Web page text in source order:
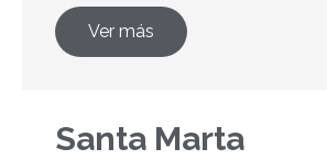
Ver más
Santa Marta